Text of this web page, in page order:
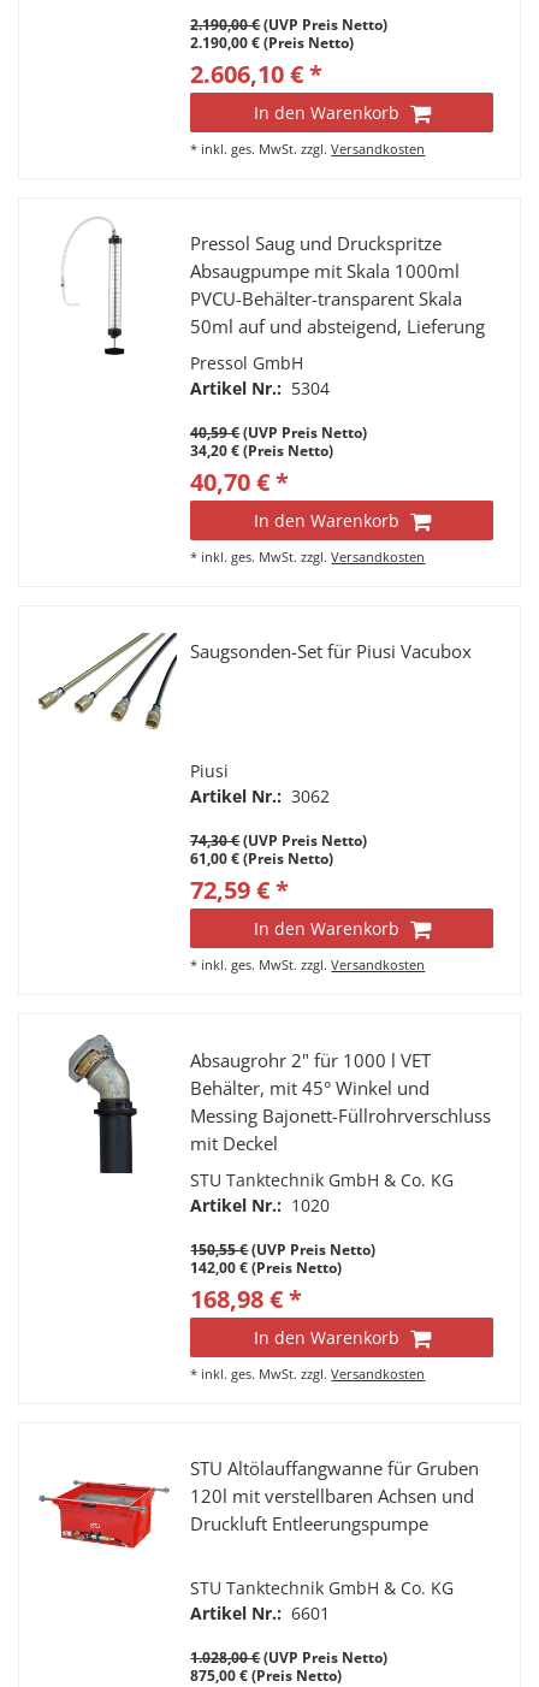
2.190,00 €(UVP Preis Netto)
2.190,00 € (Preis Netto)
2.606,10 € *
In den Warenkorb
* inkl. ges. MwSt. zzgl.Versandkosten
Pressol Saug und Druckspritze
Absaugpumpe mit Skala 1000ml
PVCU-Behälter-transparent Skala
50ml auf und absteigend, Lieferung
inkl. Flexschlauch und gebogenen
Auslauf
Pressol GmbH
Artikel Nr.: 5304
40,59 €(UVP Preis Netto)
34,20 € (Preis Netto)
40,70 € *
In den Warenkorb
* inkl. ges. MwSt. zzgl.Versandkosten
Saugsonden-Set für Piusi Vacubox
Piusi
Artikel Nr.: 3062
74,30 €(UVP Preis Netto)
61,00 € (Preis Netto)
72,59 € *
In den Warenkorb
* inkl. ges. MwSt. zzgl.Versandkosten
Absaugrohr 2" für 1000 l VET
Behälter, mit 45° Winkel und
Messing Bajonett-Füllrohrverschluss
mit Deckel
STU Tanktechnik GmbH & Co. KG
Artikel Nr.: 1020
150,55 €(UVP Preis Netto)
142,00 € (Preis Netto)
168,98 € *
In den Warenkorb
* inkl. ges. MwSt. zzgl.Versandkosten
STU Altölauffangwanne für Gruben
120l mit verstellbaren Achsen und
Druckluft Entleerungspumpe
STU Tanktechnik GmbH & Co. KG
Artikel Nr.: 6601
1.028,00 €(UVP Preis Netto)
875,00 € (Preis Netto)